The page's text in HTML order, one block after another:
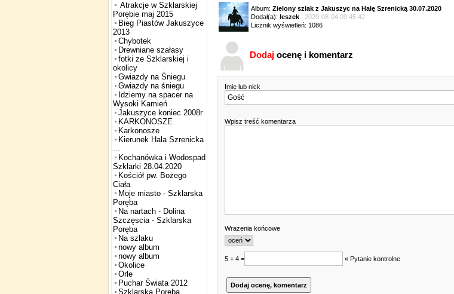
Atrakcje w Szklarskiej
Porębie maj 2015
Bieg Piastów Jakuszyce
2013
Chybotek
Drewniane szałasy
fotki ze Szklarskiej i
okolicy
Gwiazdy na Śniegu
Gwiazdy na śniegu
Idziemy na spacer na
Wysoki Kamień
Jakuszyce koniec 2008r
KARKONOSZE
Karkonosze
Kierunek Hala Szrenicka
...
Kochanówka i Wodospad
Szklarki 28.04.2020
Kościół pw. Bożego
Ciała
Moje miasto - Szklarska
Poręba
Na nartach - Dolina
Szczęscia - Szklarska
Poręba
Na szlaku
nowy album
nowy album
Okolice
Orle
Puchar Świata 2012
Szklarska Poręba
Album: Zielony szlak z Jakuszyc na Halę Szrenicką 30.07.2020
Dodał(a): leszek | 2020-08-04 09:45:42
Licznik wyświetleń: 1086
Dodaj ocenę i komentarz
Imię lub nick
Wpisz treść komentarza
Wrażenia końcowe
5 + 4 = « Pytanie kontrolne